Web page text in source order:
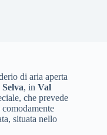
di aria aperta
Selva, in Val
che prevede
situata nello